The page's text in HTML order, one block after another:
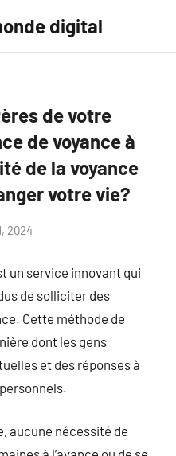
digital
de votre
de voyance à
de la voyance
votre vie?
2024
un service innovant qui
de solliciter des
Cette méthode de
dont les gens
et des réponses à
aucune nécessité de